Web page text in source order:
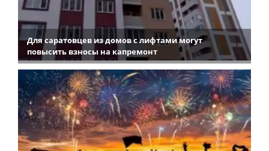
Для саратовцев из домов с лифтами могут
повысить взносы на капремонт